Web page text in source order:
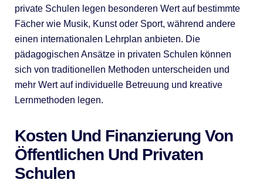
private Schulen legen besonderen Wert auf bestimmte
Fächer wie Musik, Kunst oder Sport, während andere
einen internationalen Lehrplan anbieten. Die
pädagogischen Ansätze in privaten Schulen können
sich von traditionellen Methoden unterscheiden und
mehr Wert auf individuelle Betreuung und kreative
Lernmethoden legen.
Kosten Und Finanzierung Von
Öffentlichen Und Privaten
Schulen